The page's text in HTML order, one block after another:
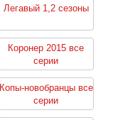
Легавый 1,2 сезоны
Коронер 2015 все
серии
Копы-новобранцы все
серии